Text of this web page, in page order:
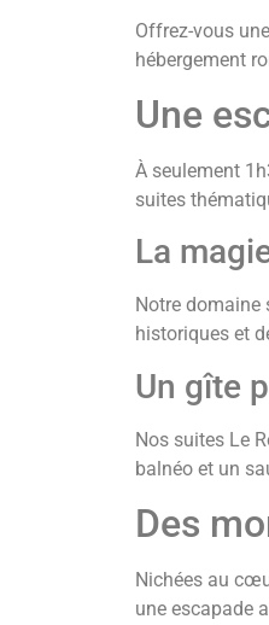
Offrez-vous
hébergement
Une
À seulement
suites
La
Notre
historiques et
Un gîte
Nos suites Le
balnéo et un
Des
Nichées au
une escapade